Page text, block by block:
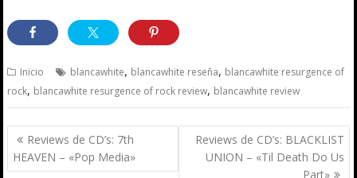
Inicio blancawhite, blancawhite reseña, blancawhite resurgence of
rock, blancawhite resurgence of rock review, blancawhite review
Navegación
de
Reviews de CD’s: 7th
HEAVEN – «Pop Media»
Reviews de CD’s: BLACKLIST
UNION – «Til Death Do Us
Part»